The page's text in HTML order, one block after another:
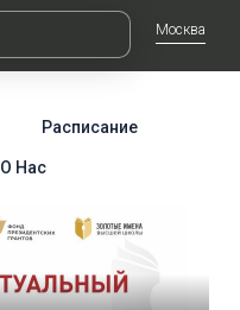
Москва
Расписание
О Нас